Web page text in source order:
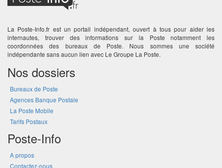
La Poste-Info.fr est un portail indépendant, ouvert à tous pour aider les
internautes, trouver des informations sur la Poste notamment les
coordonnées des bureaux de Poste. Nous sommes une société
indépendante sans aucun lien avec Le Groupe La Poste.
Nos dossiers
Bureaux de Poste
Agences Banque Postale
La Poste Mobile
Tarifs Postaux
Poste-Info
A propos
Contactez-nous